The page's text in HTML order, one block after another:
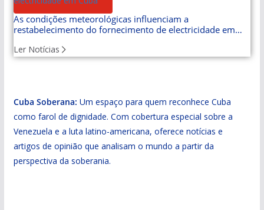
As condições meteorológicas influenciam a
restabelecimento do fornecimento de electricidade em
Ler Notícias
Cuba Soberana: Um espaço para quem reconhece Cuba
como farol de dignidade. Com cobertura especial sobre a
Venezuela e a luta latino-americana, oferece notícias e
artigos de opinião que analisam o mundo a partir da
perspectiva da soberania.